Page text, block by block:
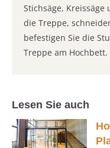
Stichsäge, Kreissäge
die Treppe,
befestigen Sie die
Treppe am Hochbett.
Lesen Sie auch